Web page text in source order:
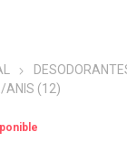
ANIS (12)